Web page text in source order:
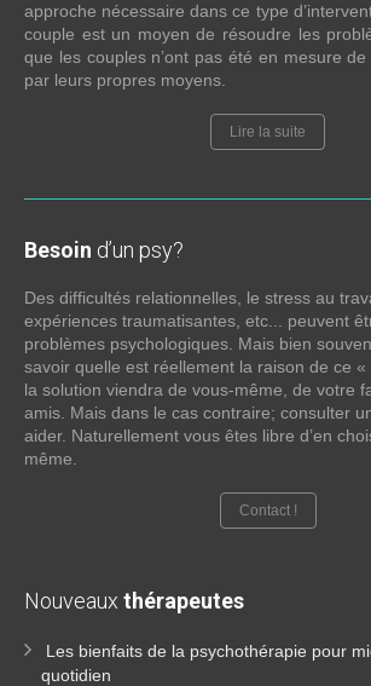
approche nécessaire dans ce type
couple est un moyen de résoudre les
que les couples n’ont pas été en mesure
par leurs propres moyens.
Lire la suite
Besoin d’un psy?
Des difficultés relationnelles, le stress au
expériences traumatisantes, etc... peuvent
problèmes psychologiques. Mais bien
savoir quelle est réellement la raison de ce «
la solution viendra de vous-même, de votre
amis. Mais dans le cas contraire; consulter
aider. Naturellement vous êtes libre d’en
même.
Contact !
Nouveaux thérapeutes
Les bienfaits de la psychothérapie pour
quotidien